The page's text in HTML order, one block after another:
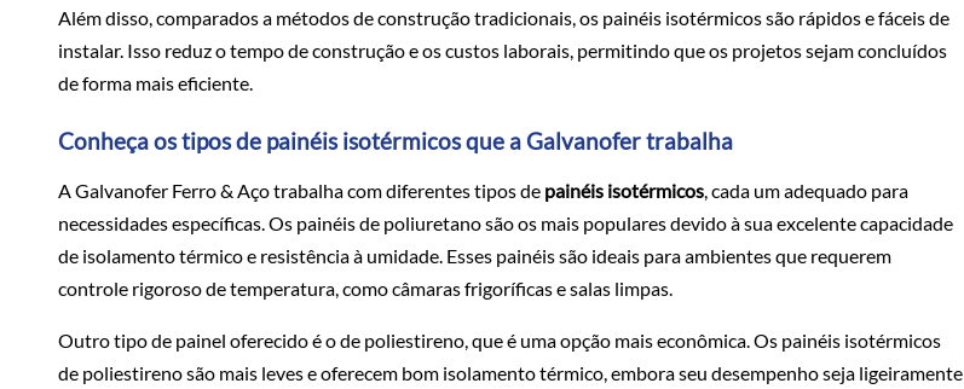
Além disso, comparados a métodos de construção tradicionais, os painéis isotérmicos são rápidos e fáceis de
instalar. Isso reduz o tempo de construção e os custos laborais, permitindo que os projetos sejam concluídos
de forma mais eficiente.
Conheça os tipos de painéis isotérmicos que a Galvanofer trabalha
A Galvanofer Ferro & Aço trabalha com diferentes tipos de painéis isotérmicos, cada um adequado para
necessidades específicas. Os painéis de poliuretano são os mais populares devido à sua excelente capacidade
de isolamento térmico e resistência à umidade. Esses painéis são ideais para ambientes que requerem
controle rigoroso de temperatura, como câmaras frigoríficas e salas limpas.
Outro tipo de painel oferecido é o de poliestireno, que é uma opção mais econômica. Os painéis isotérmicos
de poliestireno são mais leves e oferecem bom isolamento térmico, embora seu desempenho seja ligeiramente